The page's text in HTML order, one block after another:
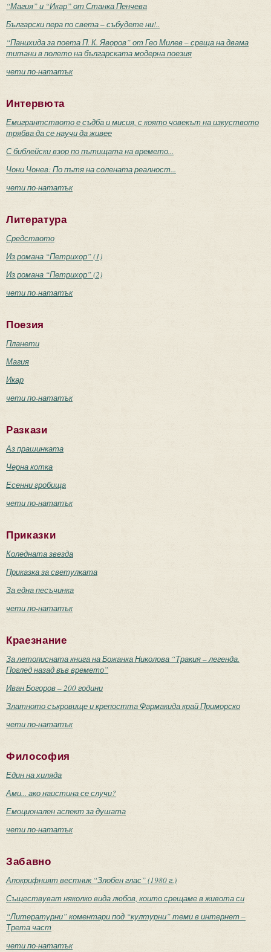
“Магия” и “Икар” от Станка Пенчева
Български пера по света – събудете ни!..
“Панихида за поета П. К. Яворов” от Гео Милев – среща на двама
титани в полето на българската модерна поезия
чети по-нататък
Интервюта
Емигрантството е съдба и мисия, с която човекът на изкуството
трябва да се научи да живее
С библейски взор по пътищата на времето...
Чони Чонев: По пътя на солената реалност...
чети по-нататък
Литература
Средството
Из романа “Петрихор” (1)
Из романа “Петрихор” (2)
чети по-нататък
Поезия
Планети
Магия
Икар
чети по-нататък
Разкази
Аз прашинката
Черна котка
Есенни гробища
чети по-нататък
Приказки
Коледната звезда
Приказка за светулката
За една песъчинка
чети по-нататък
Краезнание
За летописната книга на Божанка Николова “Тракия – легенда.
Поглед назад във времето”
Иван Богоров – 200 години
Златното съкровище и крепостта Фармакида край Приморско
чети по-нататък
Философия
Един на хиляда
Ами... ако наистина се случи?
Емоционален аспект за душата
чети по-нататък
Забавно
Апокрифният вестник “Злобен глас” (1980 г.)
Съществуват няколко вида любов, които срещаме в живота си
“Литературни” коментари под “културни” теми в интернет –
Трета част
чети по-нататък